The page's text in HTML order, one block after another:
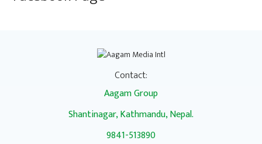
Contact:
Aagam Group
Shantinagar, Kathmandu, Nepal.
9841-513890